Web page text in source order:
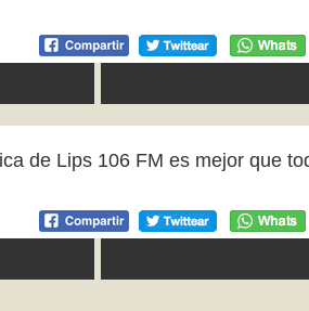
de Lips 106 FM es mejor que